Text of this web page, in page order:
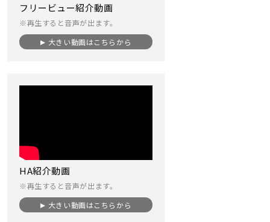
フリービュー紹介動画
※再生すると音声が出ます。
大きい動画はこちらから
HA紹介動画
※再生すると音声が出ます。
大きい動画はこちらから